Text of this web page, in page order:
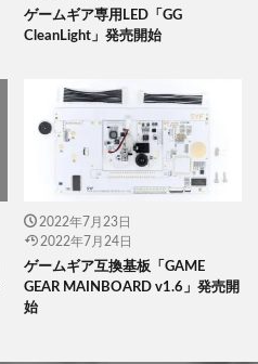
ゲームギア専用LED「GG
CleanLight」発売開始
2022年7月23日
2022年7月24日
ゲームギア互換基板「GAME
GEAR MAINBOARD v1.6」発売開
始